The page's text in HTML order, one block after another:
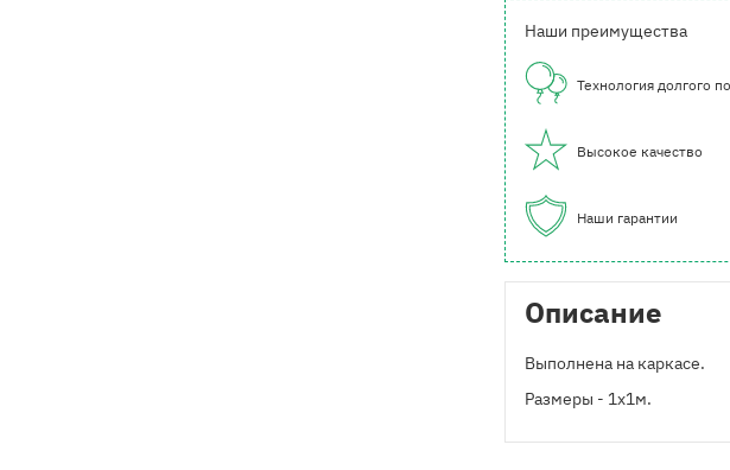
Наши преимущества
Технология долгого
Высокое качество
Наши гарантии
Описание
Выполнена на каркасе.
Размеры - 1х1м.